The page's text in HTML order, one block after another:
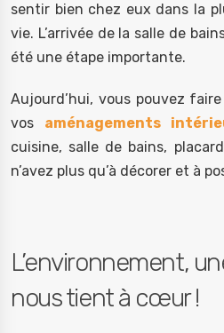
sentir bien chez eux dans la
vie. L’arrivée de la salle de
été une étape importante.
Aujourd’hui, vous pouvez
vos aménagements
cuisine, salle de bains,
n’avez plus qu’à décorer et à
L’environnement,
nous tient à cœur !